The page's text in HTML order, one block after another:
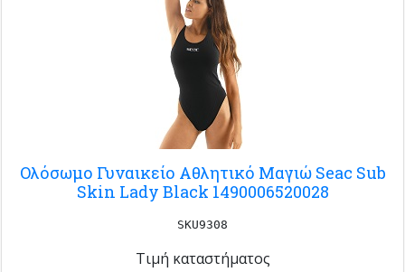
Ολόσωμο Γυναικείο Αθλητικό Μαγιώ Seac Sub
Skin Lady Black 1490006520028
SKU9308
Τιμή καταστήματος